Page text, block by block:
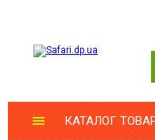
КАТАЛОГ